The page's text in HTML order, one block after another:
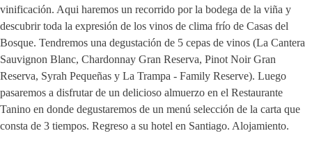
vinificación. Aqui haremos un recorrido por la bodega de la viña y
descubrir toda la expresión de los vinos de clima frío de Casas del
Bosque. Tendremos una degustación de 5 cepas de vinos (La Cantera
Sauvignon Blanc, Chardonnay Gran Reserva, Pinot Noir Gran
Reserva, Syrah Pequeñas y La Trampa - Family Reserve). Luego
pasaremos a disfrutar de un delicioso almuerzo en el Restaurante
Tanino en donde degustaremos de un menú selección de la carta que
consta de 3 tiempos. Regreso a su hotel en Santiago. Alojamiento.